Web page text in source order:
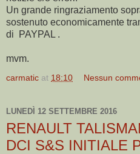
Un grande ringraziamento
sostenuto economicamente
di PAYPAL .
mvm.
carmatic at 18:10 Nessun
LUNEDÌ 12 SETTEMBRE 2016
RENAULT
DCI S&S INITIALE